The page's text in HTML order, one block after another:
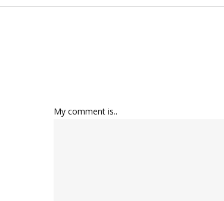
My comment is..